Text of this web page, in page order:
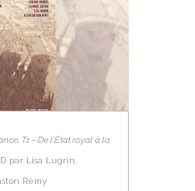
T1 – De l’État royal à la
par Lisa Lugrin,
Rémy